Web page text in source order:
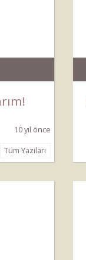
10 yıl önce
Tüm Yazıları